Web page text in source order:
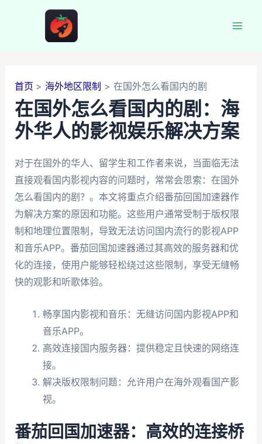
首页 海外地区限制 在国外怎么看国内的剧
在国外怎么看国内的剧：海
外华人的影视娱乐解决方案
对于在国外的华人、留学生和工作者来说，当面临无法
直接观看国内影视内容的问题时，常常会思索：在国外
怎么看国内的剧？。本文将重点介绍番茄回国加速器作
为解决方案的原因和功能。这些用户通常受制于版权限
制和地理位置限制，导致无法访问国内流行的影视APP
和音乐APP。番茄回国加速器通过其高效的服务器和优
化的连接，使用户能够轻松绕过这些限制，享受无缝畅
快的观影和听歌体验。
畅享国内影视和音乐：无缝访问国内影视APP和
音乐APP。
高效连接国内服务器：提供稳定且快速的网络连
接。
解决版权限制问题：允许用户在海外观看国产影
视。
番茄回国加速器：高效的连接桥